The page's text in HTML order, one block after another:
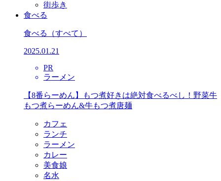
街歩き
食べる
食べる （すべて）
2025.01.21
PR
ラーメン
【8番らーめん】もつ煮好きは絶対食べるべし！野菜牛
もつ煮らーめん&牛もつ煮唐麺
カフェ
ランチ
ラーメン
カレー
美食娘
名水